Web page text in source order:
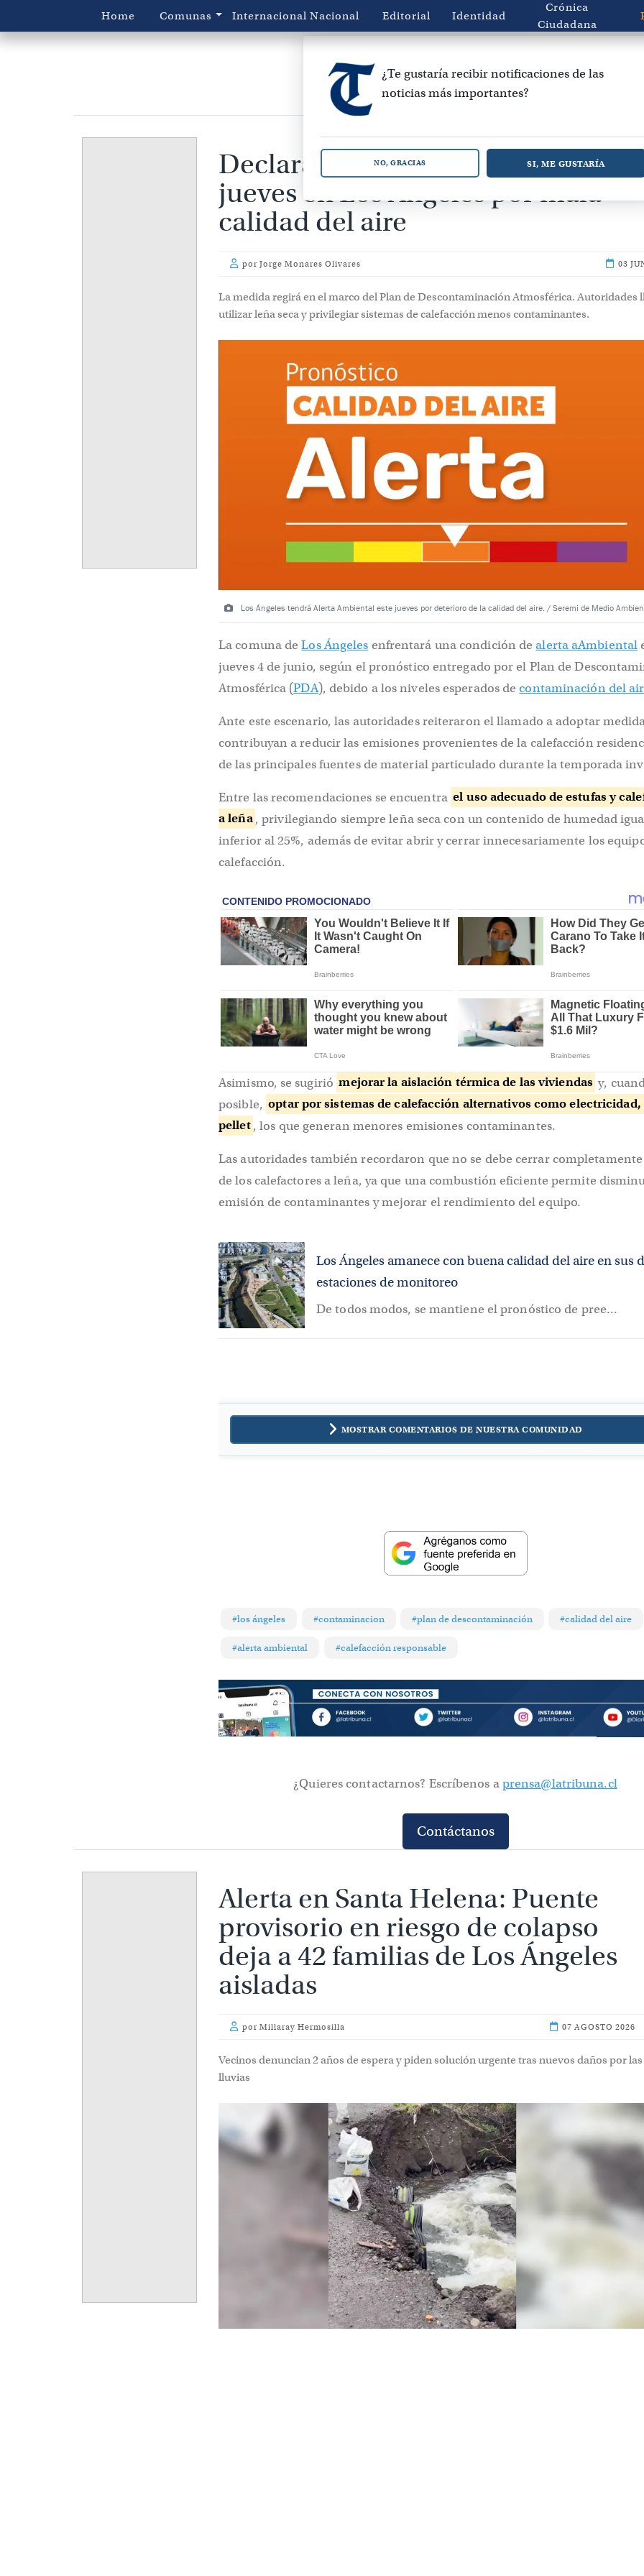
Home Comunas Internacional Nacional Editorial Identidad
Crónica
Ciudadana
Declaran alerta ambiental para
jueves en Los Ángeles por mala
calidad del aire
por Jorge Monares Olivares 03
La medida regirá en el marco del Plan de Descontaminación Atmosférica. Autoridades
utilizar leña seca y privilegiar sistemas de calefacción menos contaminantes.
Los Ángeles tendrá Alerta Ambiental este jueves por deterioro de la calidad del aire. / Seremi de Medio
La comuna deLos Ángeles enfrentará una condición dealerta aAmbiental
jueves 4 de junio, según el pronóstico entregado por el Plan de
Atmosférica (PDA), debido a los niveles esperados decontaminación del
Ante este escenario, las autoridades reiteraron el llamado a adoptar
contribuyan a reducir las emisiones provenientes de la calefacción
de las principales fuentes de material particulado durante la temporada
Entre las recomendaciones se encuentra el uso adecuado de estufas y
a leña , privilegiando siempre leña seca con un contenido de humedad
inferior al 25%, además de evitar abrir y cerrar innecesariamente los
calefacción.
Asimismo, se sugirió mejorar la aislación térmica de las viviendas y,
posible, optar por sistemas de calefacción alternativos como electricidad,
pellet , los que generan menores emisiones contaminantes.
Las autoridades también recordaron que no se debe cerrar
de los calefactores a leña, ya que una combustión eficiente permite
emisión de contaminantes y mejorar el rendimiento del equipo.
Los Ángeles amanece con buena calidad del aire en sus
estaciones de monitoreo
De todos modos, se mantiene el pronóstico de pree...
MOSTRAR COMENTARIOS DE NUESTRA COMUNIDAD
#los ángeles #contaminacion #plan de descontaminación #calidad del aire
#alerta ambiental #calefacción responsable
¿Quieres contactarnos? Escríbenos aprensa@latribuna.cl
Contáctanos
Alerta en Santa Helena: Puente
provisorio en riesgo de colapso
42 familias de Los Ángeles aisladas
Vecinos denuncian 2 años de espera y piden solución urgente tras nuevos daños por
Alerta en Santa Elena: Puente provisorio en riesgo de colapso deja a 42 familias de Los Ángeles aisladas / La
¿Te gustaría recibir notificaciones de las
noticias más importantes?
NO, GRACIAS SI, ME GUSTARÍA